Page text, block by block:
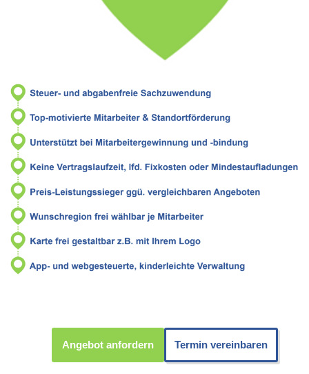
Angebot anfordern Termin vereinbaren